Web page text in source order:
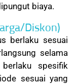
biaya.
Diskon)
berlaku sesuai
selama
spesifik
sesuai yang